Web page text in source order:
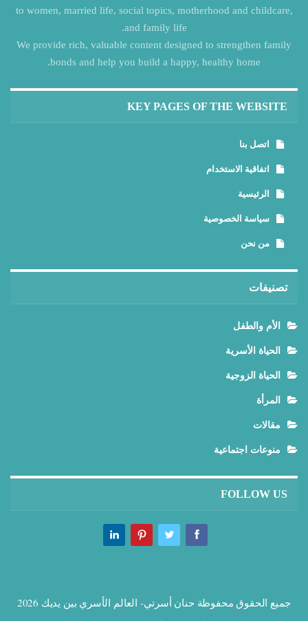
to women, married life, social topics, motherhood and childcare,
and family life.
We provide rich, valuable content designed to strengthen family
bonds and help you build a happy, healthy home.
KEY PAGES OF THE WEBSITE
اتصل بنا
اتفاقية الاستخدام
الرئيسية
سياسة الخصوصية
من نحن
تصنيفات
الأم والطفل
الحياة الأسرية
الحياة الزوجية
المرأة
مقالات
منوعات اجتماعية
FOLLOW US
جميع الحقوق محفوظة حنان أسرتي- العالم الأسري بين يديك 2026